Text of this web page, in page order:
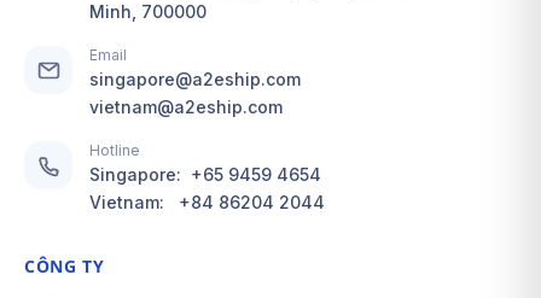
Minh, 700000
Email
singapore@a2eship.com
vietnam@a2eship.com
Hotline
Singapore: +65 9459 4654
Vietnam: +84 86204 2044
CÔNG TY